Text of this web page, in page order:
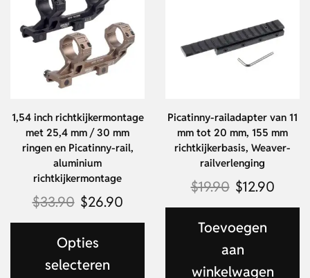
1,54 inch richtkijkermontage
met 25,4 mm / 30 mm
ringen en Picatinny-rail,
aluminium
richtkijkermontage
$33.90 $26.90
Opties
selecteren
Picatinny-railadapter van 11
mm tot 20 mm, 155 mm
richtkijkerbasis, Weaver-
railverlenging
$19.90 $12.90
Toevoegen
aan
winkelwagen